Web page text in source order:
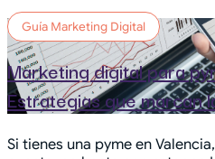
Guía Marketing Digital
Marketing digital para
Estrategias que marcan
Si tienes una pyme en